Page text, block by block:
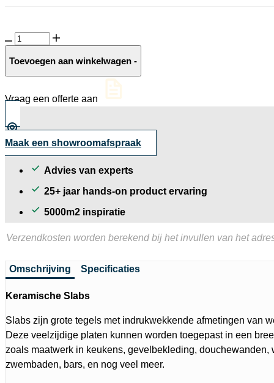
Keramische
slab
Matera
Toevoegen aan winkelwagen -
Vraag een offerte aan
Maak een showroomafspraak
Advies van experts
25+ jaar hands-on product ervaring
5000m2 inspiratie
Verzendkosten worden berekend bij het invullen van het
Omschrijving Specificaties
Keramische Slabs
Slabs zijn grote tegels met indrukwekkende afmetingen van
Deze veelzijdige platen kunnen worden toegepast in een
zoals maatwerk in keukens, gevelbekleding, douchewanden,
zwembaden, bars, en nog veel meer.